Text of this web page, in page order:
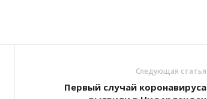
Следующая статья
Первый случай коронавируса